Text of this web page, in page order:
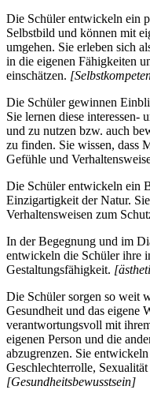
Die Schüler entwickeln ein
Selbstbild und können mit
umgehen. Sie erleben sich
in die eigenen Fähigkeiten
einschätzen.
Die Schüler gewinnen
Sie lernen diese interessen-
und zu nutzen bzw. auch
zu finden. Sie wissen, dass
Gefühle und
Die Schüler entwickeln ein
Einzigartigkeit der Natur.
Verhaltensweisen zum
In der Begegnung und im
entwickeln die Schüler ihre
Gestaltungsfähigkeit.
Die Schüler sorgen so weit
Gesundheit und das eigene
verantwortungsvoll mit
eigenen Person und die
abzugrenzen. Sie
Geschlechterrolle,
[Gesundheitsbewusstsein]